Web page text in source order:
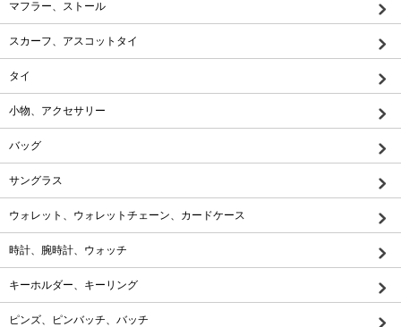
マフラー、ストール
スカーフ、アスコットタイ
タイ
小物、アクセサリー
バッグ
サングラス
ウォレット、ウォレットチェーン、カードケース
時計、腕時計、ウォッチ
キーホルダー、キーリング
ピンズ、ピンバッチ、バッチ